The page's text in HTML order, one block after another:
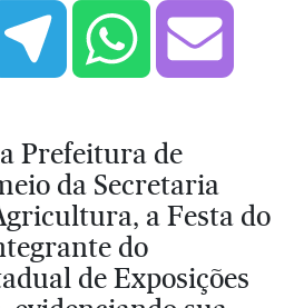
Prefeitura de
da Secretaria
a Festa do
do
de Exposições